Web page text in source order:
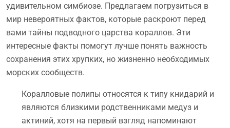
удивительном симбиозе. Предлагаем погрузиться в
мир невероятных фактов, которые раскроют перед
вами тайны подводного царства кораллов. Эти
интересные факты помогут лучше понять важность
сохранения этих хрупких, но жизненно необходимых
морских сообществ.
Коралловые полипы относятся к типу книдарий и
являются близкими родственниками медуз и
актиний, хотя на первый взгляд напоминают